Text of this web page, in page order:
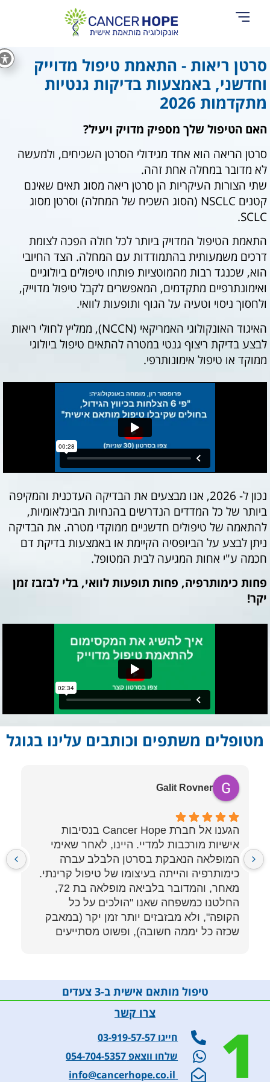
סרטן ריאות - התאמת טיפול מדוייק
וחדשני, באמצעות בדיקות גנטיות
מתקדמות 2026
האם הטיפול שלך מספיק מדויק ויעיל?
סרטן הריאה הוא אחד מגידולי הסרטן השכיחים, ולמעשה
לא מדובר במחלה אחת זהה.
שתי הצורות העיקריות הן סרטן ריאה מסוג תאים שאינם
קטנים NSCLC (הסוג השכיח של המחלה) וסרטן מסוג
SCLC.
התאמת הטיפול המדויק ביותר לכל חולה הפכה לצומת
דרכים משמעותית בהתמודדות עם המחלה. הצד החיובי
הוא, שכנגד רבות מהמוטציות פותחו טיפולים ביולוגיים
ואימונתרפיים מתקדמים, המאפשרים לקבל טיפול מדוייק,
ולחסוך ניסוי וטעיה על הגוף ותופעות לוואי.
האיגוד האונקולוגי האמריקאי(NCCN), ממליץ לחולי ריאות
לבצע בדיקת ריצוף גנטי במטרה להתאים טיפול ביולוגי
ממוקד או טיפול אימונותרפי.
נכון ל- 2026, אנו מבצעים את הבדיקה העדכנית והמקיפה
ביותר של כל המדדים הנדרשים בהנחיות הבינלאומיות,
להתאמה של טיפולים חדשניים ממוקדי מטרה. את הבדיקה
ניתן לבצע על הביופסיה הקיימת או באמצעות בדיקת דם
חכמה ע"י אחות המגיעה לבית המטופל.
פחות כימותרפיה, פחות תופעות לוואי, בלי לבזבז זמן
יקר!
מטופלים משתפים וכותבים עלינו בגוגל
Galit Rovner
הגענו אל חברת Cancer Hope בנסיבות
אישיות מורכבות למדיי. היינו, לאחר שאימי
המופלאה הנאבקת בסרטן הלבלב עברה
כימותרפיה והייתה בעיצומו של טיפול קרינתי.
מאחר, והמדובר בלביאה מופלאה בת 72,
החלטנו כמשפחה שאנו "הולכים על כל
הקופה", ולא מבזבזים יותר זמן יקר (במאבק
שכזה כל יממה חשובה), ופשוט מסתייעים
בניגוד ל"ניסוי וטעייה", המאפיין לא פעם את
מקצועי נשי מופלא, שמעבר לידע והיכרות
מעמיקים עם העולם האונקולוגי, מתאפיין
בנשמה יתרה. למוטב לציין, שזה כל כך לא
מובן מאליו במאבק כל כך מורכב, כמאבק
טיפול מותאם אישית ב-3 צעדים
צרו קשר
1
חייגו 03-919-57-57
שלחו ווצאפ 054-704-5357